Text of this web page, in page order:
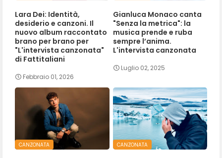
Lara Dei: Identità,
desiderio e canzoni. Il
nuovo album raccontato
brano per brano per
"L'intervista canzonata"
di Fattitaliani
Febbraio 01, 2026
Gianluca Monaco canta
"Senza la metrica": la
musica prende e ruba
sempre l’anima.
L'intervista canzonata
Luglio 02, 2025
CANZONATA CANZONATA